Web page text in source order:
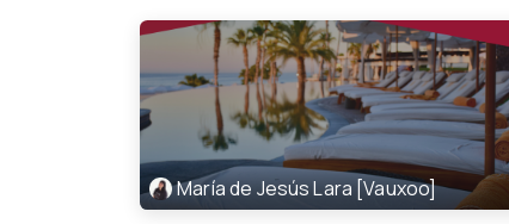
María de Jesús Lara [Vauxoo]